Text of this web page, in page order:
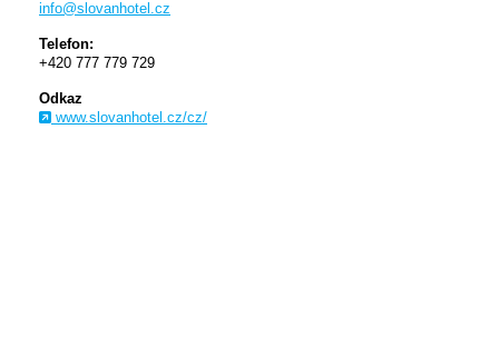
info@slovanhotel.cz
Telefon:
+420 777 779 729
Odkaz
www.slovanhotel.cz/cz/